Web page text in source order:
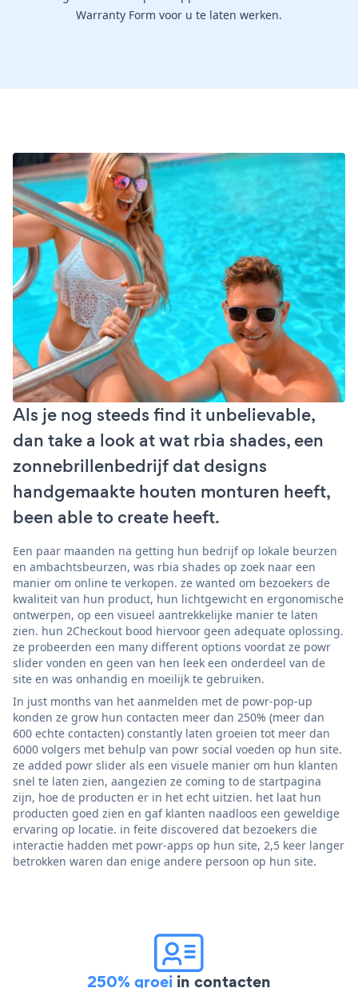
Warranty Form voor u te laten werken.
Als je nog steeds find it unbelievable,
dan take a look at wat rbia shades, een
zonnebrillenbedrijf dat designs
handgemaakte houten monturen heeft,
been able to create heeft.
Een paar maanden na getting hun bedrijf op lokale beurzen
en ambachtsbeurzen, was rbia shades op zoek naar een
manier om online te verkopen. ze wanted om bezoekers de
kwaliteit van hun product, hun lichtgewicht en ergonomische
ontwerpen, op een visueel aantrekkelijke manier te laten
zien. hun 2Checkout bood hiervoor geen adequate oplossing.
ze probeerden een many different options voordat ze powr
slider vonden en geen van hen leek een onderdeel van de
site en was onhandig en moeilijk te gebruiken.
In just months van het aanmelden met de powr-pop-up
konden ze grow hun contacten meer dan 250% (meer dan
600 echte contacten) constantly laten groeien tot meer dan
6000 volgers met behulp van powr social voeden op hun site.
ze added powr slider als een visuele manier om hun klanten
snel te laten zien, aangezien ze coming to de startpagina
zijn, hoe de producten er in het echt uitzien. het laat hun
producten goed zien en gaf klanten naadloos een geweldige
ervaring op locatie. in feite discovered dat bezoekers die
interactie hadden met powr-apps op hun site, 2,5 keer langer
betrokken waren dan enige andere persoon op hun site.
250% groei in contacten